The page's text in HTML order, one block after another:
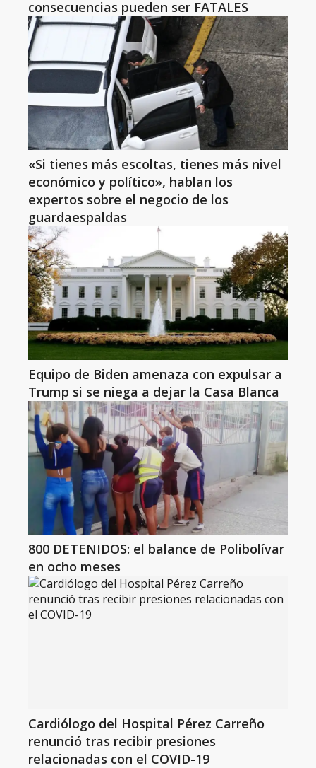
consecuencias pueden ser FATALES
«Si tienes más escoltas, tienes más nivel
económico y político», hablan los
expertos sobre el negocio de los
guardaespaldas
Equipo de Biden amenaza con expulsar a
Trump si se niega a dejar la Casa Blanca
800 DETENIDOS: el balance de Polibolívar
en ocho meses
Cardiólogo del Hospital Pérez Carreño
renunció tras recibir presiones
relacionadas con el COVID-19